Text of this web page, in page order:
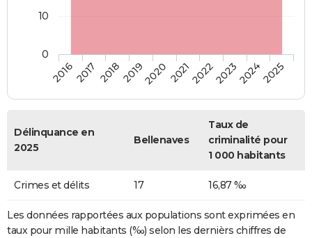
20162017 20182019202020212022202320242025
0
10
Délinquance en
2025
Bellenaves
Taux de
criminalité pour
1 000 habitants
Crimes et délits 17 16,87 ‰
Les données rapportées aux populations sont exprimées en
taux pour mille habitants (‰) selon les dernièrs chiffres de